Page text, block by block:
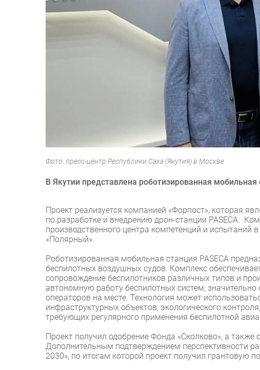
Фото: пресс-центр Республики Саха (Якутия) в Москве
В Якутии представлена роботизированная
Проект реализуется компанией «Форпост», которая
по разработке и внедрению дрон-станции PASECA.
производственного центра компетенций и испытаний
«Полярный».
Роботизированная мобильная станция PASECA
беспилотных воздушных судов. Комплекс
сопровождение беспилотников различных типов и
автономную работу беспилотных систем,
операторов на месте. Технология может
инфраструктурных объектов, экологического
требующих регулярного применения беспилотной
Проект получил одобрение Фонда «Сколково», а также
Дополнительным подтверждением перспективности
2030», по итогам которой проект получил грантовую